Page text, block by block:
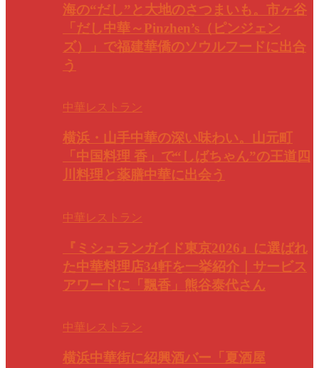
海の“だし”と大地のさつまいも。市ヶ谷
「だし中華～Pinzhen’s（ピンジェン
ズ）」で福建華僑のソウルフードに出合
う
中華レストラン
横浜・山手中華の深い味わい。山元町
「中国料理 香」で“しばちゃん”の王道四
川料理と薬膳中華に出会う
中華レストラン
『ミシュランガイド東京2026』に選ばれ
た中華料理店34軒を一挙紹介｜サービス
アワードに「飄香」熊谷泰代さん
中華レストラン
横浜中華街に紹興酒バー「夏酒屋